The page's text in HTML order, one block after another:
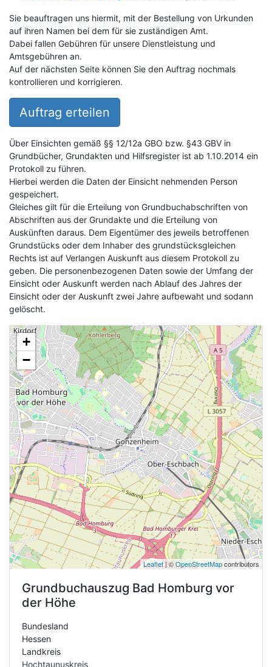
Sie beauftragen uns hiermit, mit der Bestellung von Urkunden
auf ihren Namen bei dem für sie zuständigen Amt.
Dabei fallen Gebühren für unsere Dienstleistung und
Amtsgebühren an.
Auf der nächsten Seite können Sie den Auftrag nochmals
kontrollieren und korrigieren.
Auftrag erteilen
Über Einsichten gemäß §§ 12/12a GBO bzw. §43 GBV in
Grundbücher, Grundakten und Hilfsregister ist ab 1.10.2014 ein
Protokoll zu führen.
Hierbei werden die Daten der Einsicht nehmenden Person
gespeichert.
Gleiches gilt für die Erteilung von Grundbuchabschriften von
Abschriften aus der Grundakte und die Erteilung von
Auskünften daraus. Dem Eigentümer des jeweils betroffenen
Grundstücks oder dem Inhaber des grundstücksgleichen
Rechts ist auf Verlangen Auskunft aus diesem Protokoll zu
geben. Die personenbezogenen Daten sowie der Umfang der
Einsicht oder Auskunft werden nach Ablauf des Jahres der
Einsicht oder der Auskunft zwei Jahre aufbewaht und sodann
gelöscht.
+
−
Leaflet| ©OpenStreetMapcontributors
Grundbuchauszug Bad Homburg vor
der Höhe
Bundesland
Hessen
Landkreis
Hochtaunuskreis